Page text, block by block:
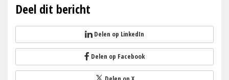
Deel dit bericht
Delen op LinkedIn
Delen op Facebook